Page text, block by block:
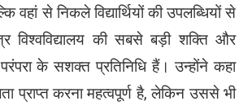
वहां से निकले विद्यार्थियों की उपलब्धियों से
विश्वविद्यालय की सबसे बड़ी शक्ति और
के सशक्त प्रतिनिधि हैं। उन्होंने कहा
प्राप्त करना महत्वपूर्ण है, लेकिन उससे भी